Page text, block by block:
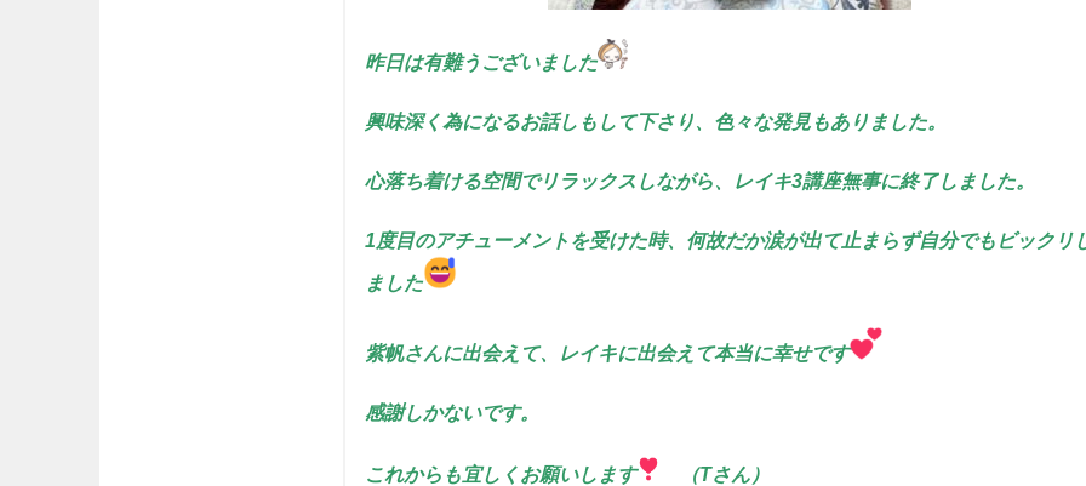
昨日は有難うございました
興味深く為になるお話しもして下さり、色々な発見もありました。
心落ち着ける空間でリラックスしながら、レイキ3講座無事に終了しました。
1度目のアチューメントを受けた時、何故だか涙が出て止まらず自分でもビックリ
ました
紫帆さんに出会えて、レイキに出会えて本当に幸せです
感謝しかないです。
これからも宜しくお願いします （Tさん）